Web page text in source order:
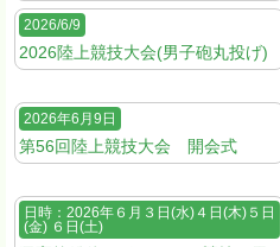
2026/6/9
2026陸上競技大会(男子砲丸投げ)
2026年6月9日
第56回陸上競技大会 開会式
日時：2026年６月３日(水)４日(木)５日
(金) ６日(土)